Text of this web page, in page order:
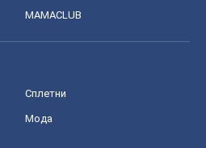
MAMACLUB
Сплетни
Мода